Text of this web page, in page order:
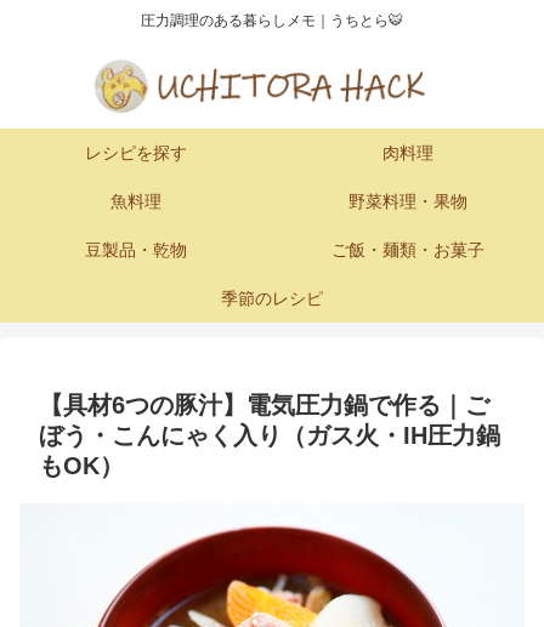
圧力調理のある暮らしメモ｜うちとら🐯
レシピを探す 肉料理
魚料理 野菜料理・果物
豆製品・乾物 ご飯・麺類・お菓子
季節のレシピ
【具材6つの豚汁】電気圧力鍋で作る｜ご
ぼう・こんにゃく入り（ガス火・IH圧力鍋
もOK）